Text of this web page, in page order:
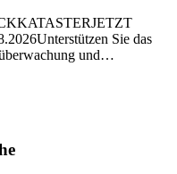
Sie das
und…